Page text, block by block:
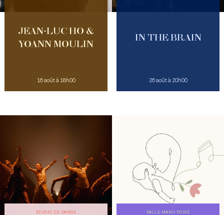
JEAN-LUC HO &
YOANN MOULIN
16 août à 18h00
IN THE BRAIN
26 août à 20h00
STUDIO DE DANSE SALLE MANU POIRÉ